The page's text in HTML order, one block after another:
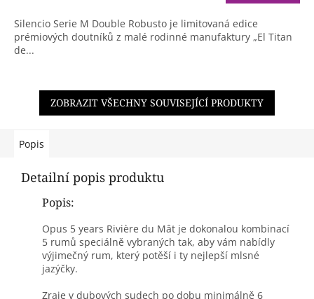
Silencio Serie M Double Robusto je limitovaná edice
prémiových doutníků z malé rodinné manufaktury „El Titan
de...
ZOBRAZIT VŠECHNY SOUVISEJÍCÍ PRODUKTY
Popis
Detailní popis produktu
Popis:
Opus 5 years Rivière du Mât je dokonalou kombinací
5 rumů speciálně vybraných tak, aby vám nabídly
výjimečný rum, který potěší i ty nejlepší mlsné
jazýčky.
Zraje v dubových sudech po dobu minimálně 6